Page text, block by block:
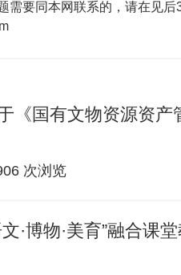
需要同本网联系的，请在见后
《国有文物资源资
次浏览
文·博物·美育”融合课